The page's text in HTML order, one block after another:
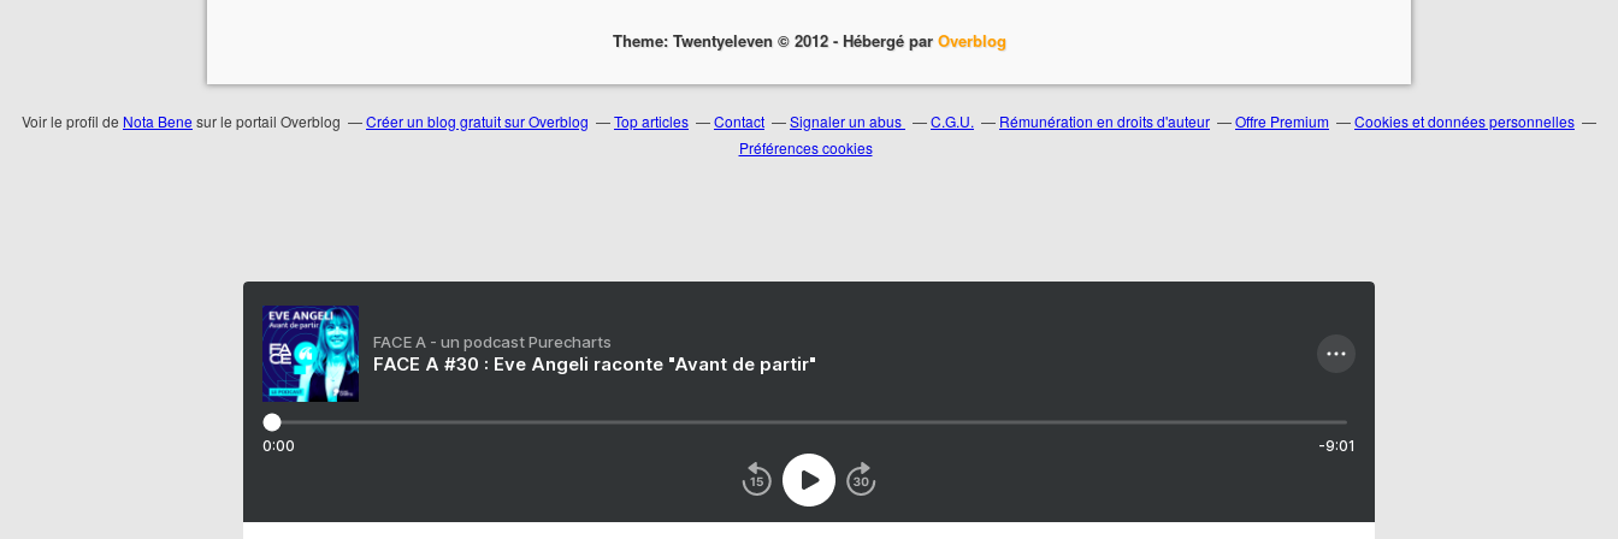
Theme: Twentyeleven © 2012 - Hébergé par Overblog
Voir le profil de Nota Bene sur le portail Overblog Créer un blog gratuit sur Overblog Top articles Contact Signaler un abus C.G.U. Rémunération en droits d'auteur Offre Premium
Cookies et données personnelles
Préférences cookies
FACE A - un podcast Purecharts
FACE A #30 : Eve Angeli raconte "Avant de partir"
0:00 -9:01